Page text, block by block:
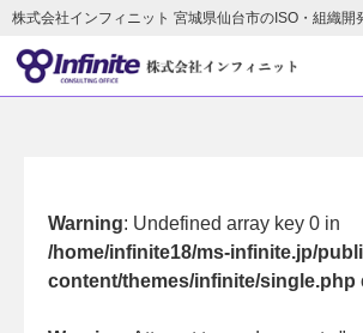
株式会社インフィニット 宮城県仙台市のISO・組織
Warning: Undefined array key 0 in
/home/infinite18/ms-infinite.jp/
content/themes/infinite/single.php